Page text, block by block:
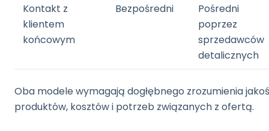
Kontakt z
klientem
końcowym
Bezpośredni
Pośredni
poprzez
sprzedawców
detalicznych
Oba modele wymagają dogłębnego zrozumienia
produktów, kosztów i potrzeb związanych z ofertą.